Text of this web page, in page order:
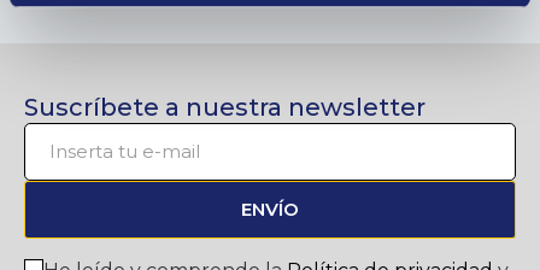
Suscríbete a nuestra newsletter
ENVÍO